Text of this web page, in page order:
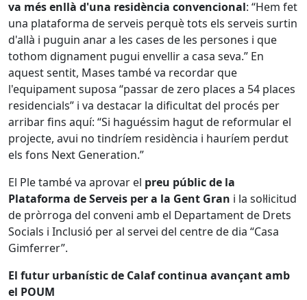
va més enllà d'una residència convencional: “Hem fet
una plataforma de serveis perquè tots els serveis surtin
d'allà i puguin anar a les cases de les persones i que
tothom dignament pugui envellir a casa seva.” En
aquest sentit, Mases també va recordar que
l'equipament suposa “passar de zero places a 54 places
residencials” i va destacar la dificultat del procés per
arribar fins aquí: “Si haguéssim hagut de reformular el
projecte, avui no tindríem residència i hauríem perdut
els fons Next Generation.”
El Ple també va aprovar el preu públic de la
Plataforma de Serveis per a la Gent Gran i la sol·licitud
de pròrroga del conveni amb el Departament de Drets
Socials i Inclusió per al servei del centre de dia “Casa
Gimferrer”.
El futur urbanístic de Calaf continua avançant amb
el POUM